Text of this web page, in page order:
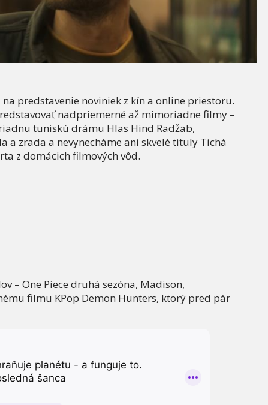
predstavenie noviniek z kín a online priestoru.
nadpriemerné až mimoriadne filmy –
tuniskú drámu Hlas Hind Radžab,
a zrada a nevynecháme ani skvelé tituly Tichá
z domácich filmových vôd.
– One Piece druhá sezóna, Madison,
filmu KPop Demon Hunters, ktorý pred pár